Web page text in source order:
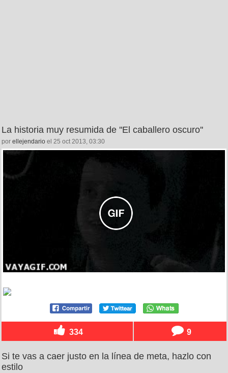
La historia muy resumida de ''El caballero oscuro''
por ellejendario el 25 oct 2013, 03:30
334 9
Si te vas a caer justo en la línea de meta, hazlo con
estilo